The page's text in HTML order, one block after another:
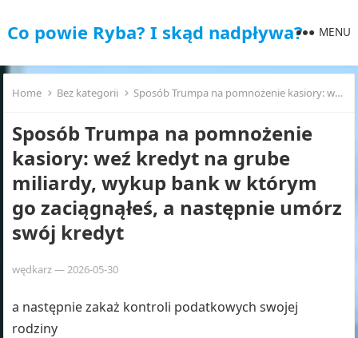
Co powie Ryba? I skąd nadpływa? MENU
Home Bez kategorii Sposób Trumpa na pomnożenie kasiory: weź kredyt na grube miliardy, wykup bank w którym go zaciągnąłeś, a następnie umórz swój kredyt
Sposób Trumpa na pomnożenie
kasiory: weź kredyt na grube
miliardy, wykup bank w którym
go zaciągnąłeś, a następnie umórz
swój kredyt
wędkarz—2026-05-30
a następnie zakaż kontroli podatkowych swojej
rodziny